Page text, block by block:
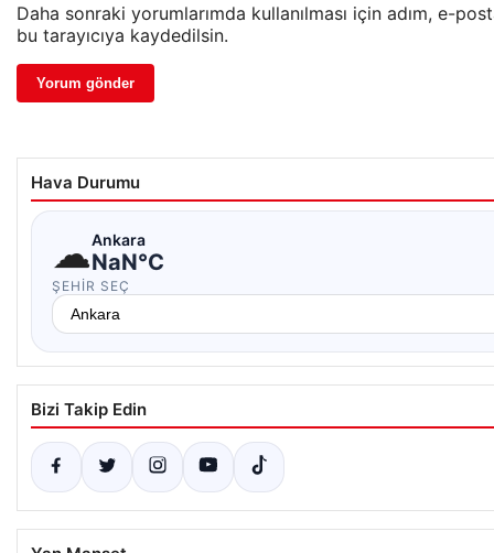
Daha sonraki yorumlarımda kullanılması için adım, e-
bu tarayıcıya kaydedilsin.
Hava Durumu
☁Ankara
NaN°C
ŞEHIR SEÇ
Bizi Takip Edin